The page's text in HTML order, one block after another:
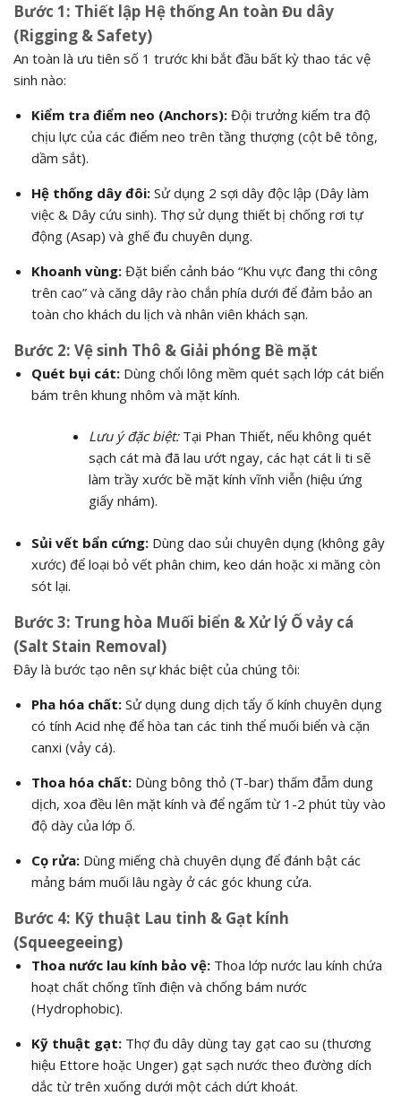
Bước 1: Thiết lập Hệ thống An toàn Đu dây
(Rigging & Safety)
An toàn là ưu tiên số 1 trước khi bắt đầu bất kỳ thao tác vệ
sinh nào:
Kiểm tra điểm neo (Anchors):Đội trưởng kiểm tra độ
chịu lực của các điểm neo trên tầng thượng (cột bê tông,
dầm sắt).
Hệ thống dây đôi:Sử dụng 2 sợi dây độc lập (Dây làm
việc & Dây cứu sinh). Thợ sử dụng thiết bị chống rơi tự
động (Asap) và ghế đu chuyên dụng.
Khoanh vùng:Đặt biển cảnh báo “Khu vực đang thi công
trên cao” và căng dây rào chắn phía dưới để đảm bảo an
toàn cho khách du lịch và nhân viên khách sạn.
Bước 2: Vệ sinh Thô & Giải phóng Bề mặt
Quét bụi cát:Dùng chổi lông mềm quét sạch lớp cát biển
bám trên khung nhôm và mặt kính.
Lưu ý đặc biệt:Tại Phan Thiết, nếu không quét
sạch cát mà đã lau ướt ngay, các hạt cát li ti sẽ
làm trầy xước bề mặt kính vĩnh viễn (hiệu ứng
giấy nhám).
Sủi vết bẩn cứng:Dùng dao sủi chuyên dụng (không gây
xước) để loại bỏ vết phân chim, keo dán hoặc xi măng còn
sót lại.
Bước 3: Trung hòa Muối biển & Xử lý Ố vảy cá
(Salt Stain Removal)
Đây là bước tạo nên sự khác biệt của chúng tôi:
Pha hóa chất:Sử dụng dung dịch tẩy ố kính chuyên dụng
có tính Acid nhẹ để hòa tan các tinh thể muối biển và cặn
canxi (vảy cá).
Thoa hóa chất:Dùng bông thỏ (T-bar) thấm đẫm dung
dịch, xoa đều lên mặt kính và để ngấm từ 1-2 phút tùy vào
độ dày của lớp ố.
Cọ rửa:Dùng miếng chà chuyên dụng để đánh bật các
mảng bám muối lâu ngày ở các góc khung cửa.
Bước 4: Kỹ thuật Lau tinh & Gạt kính
(Squeegeeing)
Thoa nước lau kính bảo vệ:Thoa lớp nước lau kính chứa
hoạt chất chống tĩnh điện và chống bám nước
(Hydrophobic).
Kỹ thuật gạt:Thợ đu dây dùng tay gạt cao su (thương
hiệu Ettore hoặc Unger) gạt sạch nước theo đường dích
dắc từ trên xuống dưới một cách dứt khoát.